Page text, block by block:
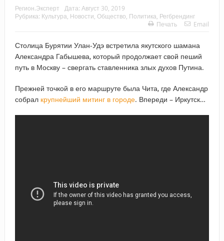
Регион.Эксперт Дата: Август 30, 2019
Рубрика: Культура Новости Общество Политика Регбрендинг
Печать
Email
Столица Бурятии Улан-Удэ встретила якутского шамана
Александра Габышева, который продолжает свой пеший
путь в Москву – свергать ставленника злых духов Путина.
Прежней точкой в его маршруте была Чита, где Александр
собрал крупнейший митинг в городе. Впереди – Иркутск…